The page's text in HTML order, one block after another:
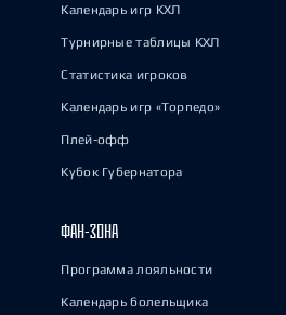
Календарь игр КХЛ
Турнирные таблицы КХЛ
Статистика игроков
Календарь игр «Торпедо»
Плей-офф
Кубок Губернатора
ФАН-ЗОНА
Программа лояльности
Календарь болельщика